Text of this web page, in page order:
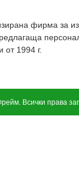
фирма за
от 1994 г.
Всички права